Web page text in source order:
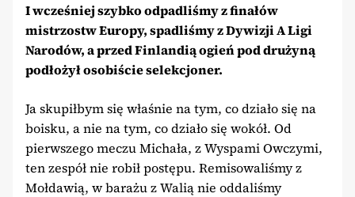
I wcześniej szybko odpadliśmy z finałów
mistrzostw Europy, spadliśmy z Dywizji A Ligi
Narodów, a przed Finlandią ogień pod drużyną
podłożył osobiście selekcjoner.
Ja skupiłbym się właśnie na tym, co działo się na
boisku, a nie na tym, co działo się wokół. Od
pierwszego meczu Michała, z Wyspami Owczymi,
ten zespół nie robił postępu. Remisowaliśmy z
Mołdawią, w barażu z Walią nie oddaliśmy